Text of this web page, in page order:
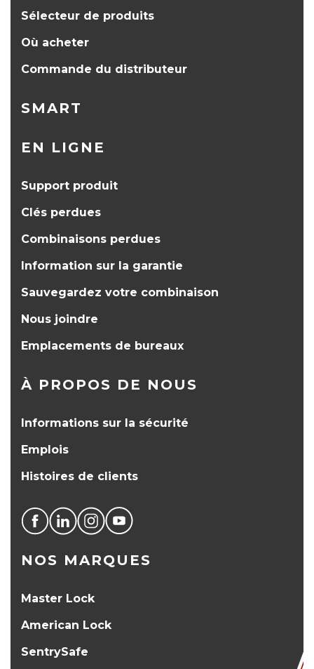
Sélecteur de produits
Où acheter
Commande du distributeur
SMART
EN LIGNE
Support produit
Clés perdues
Combinaisons perdues
Information sur la garantie
Sauvegardez votre combinaison
Nous joindre
Emplacements de bureaux
À PROPOS DE NOUS
Informations sur la sécurité
Emplois
Histoires de clients
NOS MARQUES
Master Lock
American Lock
SentrySafe